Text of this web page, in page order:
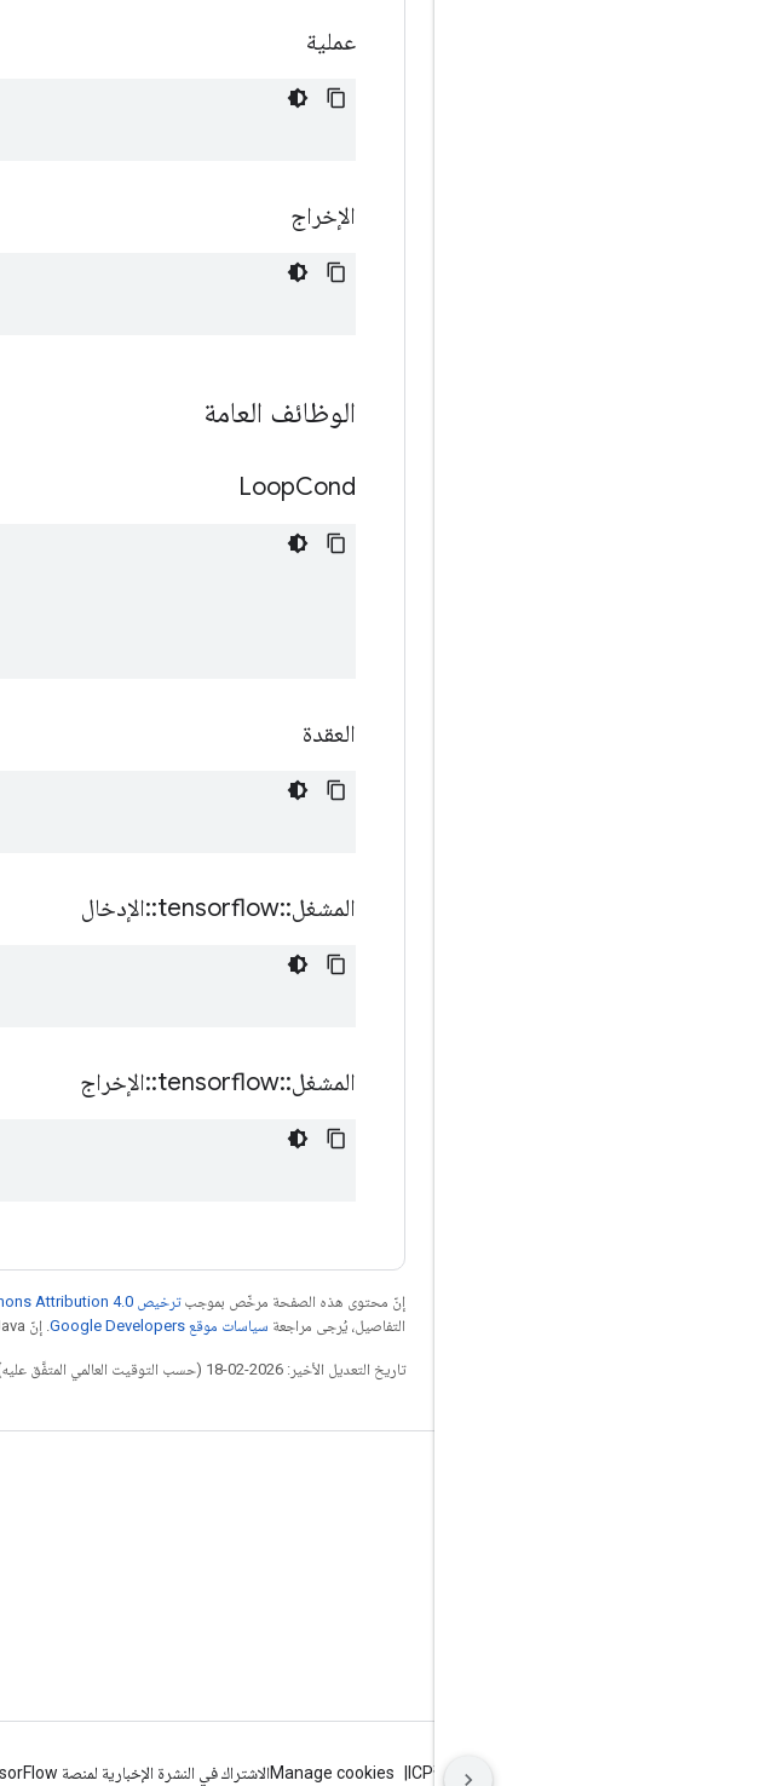
عملية
الإخراج
الوظائف العامة
LoopCond
العقدة
المشغل::
tensorflow
::الإدخال
المشغل::
tensorflow
::الإخراج
إنّ محتوى هذه الصفحة مرخّص بموجبترخيص Creative Commons Attribution 4.0‏
التفاصيل، يُرجى مراجعة سياسات موقع Google Developers‏ . إنّ Java هي علامة تجارية مسجَّلة لشركة Oracle و/أو شركائها التابعين.
تاريخ التعديل الأخير: 2026-02-18 (حسب التوقيت العالمي المتفَّق عليه)
ICP证合字B2-20070004号
Manage cookiesالاشتراك في النشرة الإخبارية لمنصة TensorFlow